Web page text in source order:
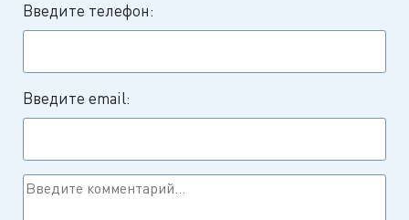
Введите телефон:
Введите email: